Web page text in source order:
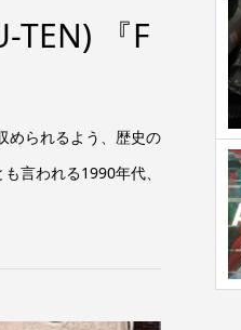
TEN) 『F
められるよう、歴史の
言われる1990年代、